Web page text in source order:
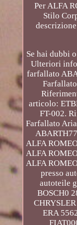
Per ALFA
Stilo
Se hai dubbi
Ulteriori
farfallato
articolo:
FT-002.
Farfallato
ALFA
ALFA
ALFA
presso
autoteile
BOSCH0
ERA